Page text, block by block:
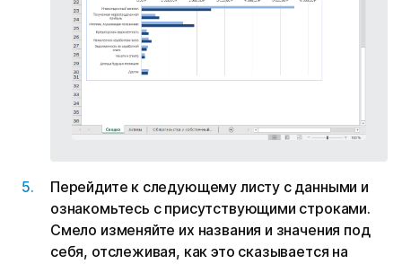
Перейдите к следующему листу с данными и
ознакомьтесь с присутствующими строками.
Смело изменяйте их названия и значения под
себя, отслеживая, как это сказывается на